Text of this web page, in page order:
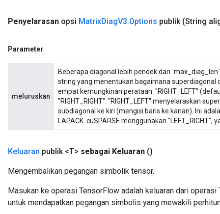
Penyelarasan opsi MatrixDiagV3.Options publik (String
Parameter
meluruskan
Beberapa diagonal lebih pendek dari
string yang menentukan bagaimana superdiagonal
empat kemungkinan perataan: "RIGHT_LEFT"
"RIGHT_RIGHT". "RIGHT_LEFT" menyelaraskan
subdiagonal ke kiri (mengisi baris ke kanan). Ini
LAPACK. cuSPARSE menggunakan "LEFT_RIGHT",
Keluaran publik <T> sebagai Keluaran ()
Mengembalikan pegangan simbolik tensor.
Masukan ke operasi TensorFlow adalah keluaran dari
untuk mendapatkan pegangan simbolis yang mewakili